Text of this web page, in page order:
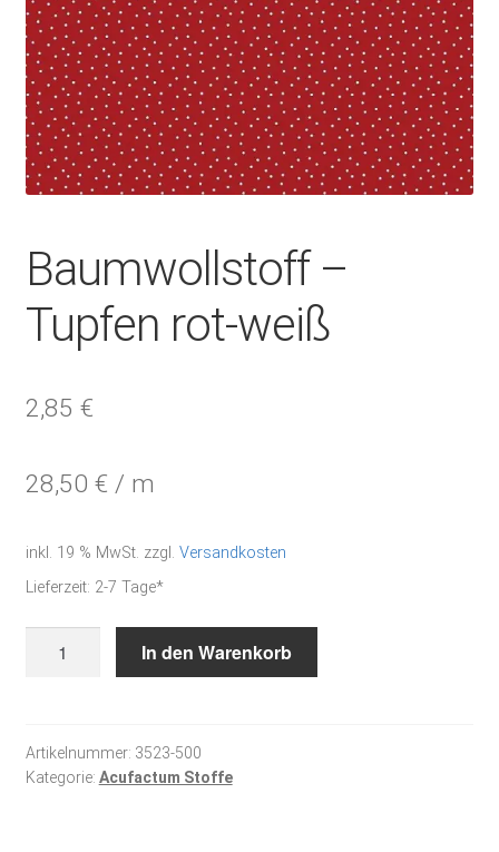
Baumwollstoff –
Tupfen rot-weiß
2,85 €
28,50 € / m
inkl. 19 % MwSt. zzgl. Versandkosten
Lieferzeit: 2-7 Tage*
weiß
Menge
In den Warenkorb
Artikelnummer: 3523-500
Kategorie: Acufactum Stoffe